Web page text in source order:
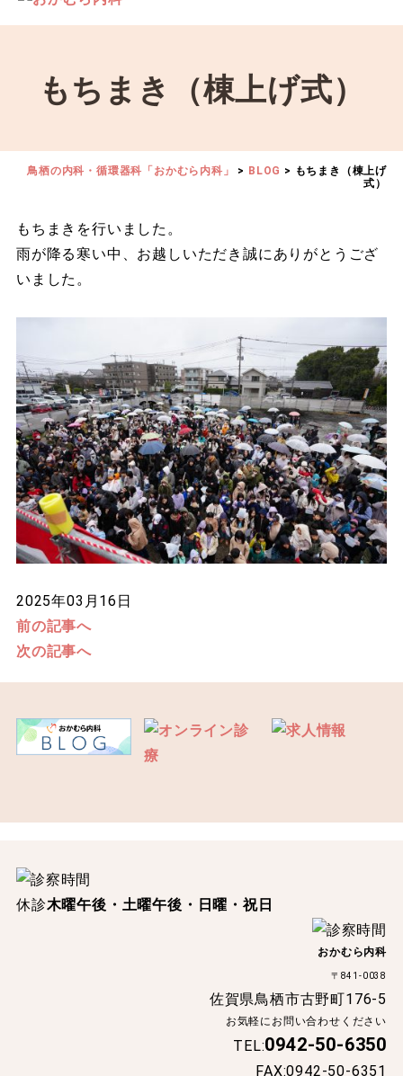
もちまき（棟上げ式）
鳥栖の内科・循環器科「おかむら内科」 > BLOG > もちまき（棟上げ
式）
もちまきを行いました。
雨が降る寒い中、お越しいただき誠にありがとうござ
いました。
2025年03月16日
前の記事へ
次の記事へ
休診木曜午後・土曜午後・日曜・祝日
おかむら内科
〒841-0038
佐賀県鳥栖市古野町176-5
お気軽にお問い合わせください
TEL:0942-50-6350
FAX:0942-50-6351